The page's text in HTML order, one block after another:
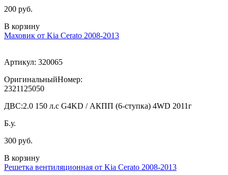
200 руб.
В корзину
Маховик от Kia Cerato 2008-2013
Артикул: 320065
ОригинальныйНомер:
2321125050
ДВС:2.0 150 л.с G4KD / АКПП (6-ступка) 4WD 2011г
Б.у.
300 руб.
В корзину
Решетка вентиляционная от Kia Cerato 2008-2013